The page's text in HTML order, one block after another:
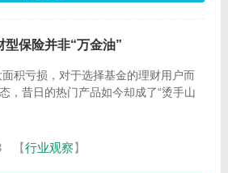
型保险并非“万金油”
积亏损，对于选择基金的理财用户而
，昔日的热门产品如今却成了“烫手山
【行业观察】